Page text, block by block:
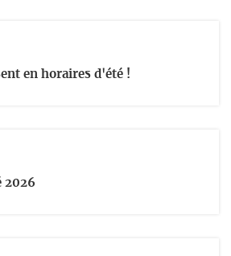
en horaires d'été !
2026